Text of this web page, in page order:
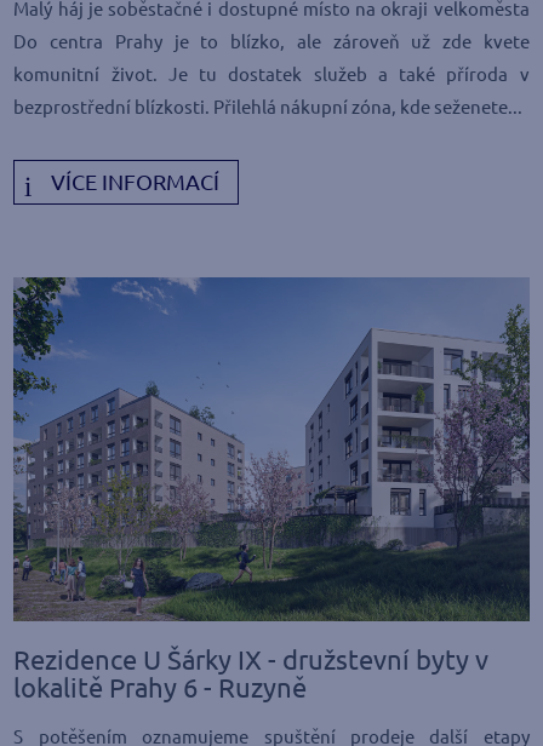
Malý háj je soběstačné i dostupné místo na okraji velkoměsta
Do centra Prahy je to blízko, ale zároveň už zde kvete
komunitní život. Je tu dostatek služeb a také příroda v
bezprostřední blízkosti. Přilehlá nákupní zóna, kde seženete...
VÍCE INFORMACÍ
Rezidence U Šárky IX - družstevní byty v
lokalitě Prahy 6 - Ruzyně
S potěšením oznamujeme spuštění prodeje další etapy